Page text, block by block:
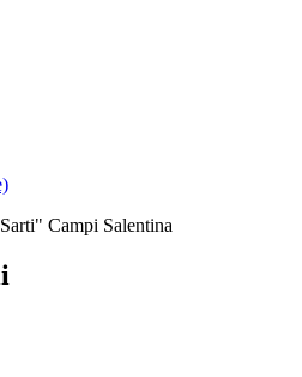
Campi Salentina